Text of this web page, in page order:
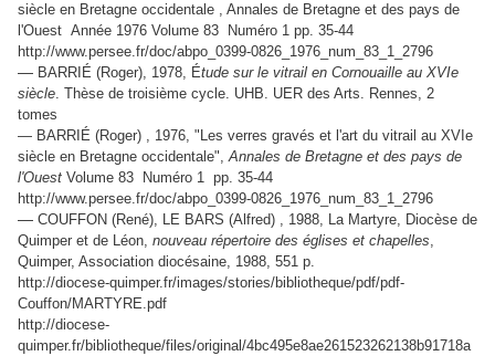
siècle en Bretagne occidentale , Annales de Bretagne et des pays de
l'Ouest Année 1976 Volume 83 Numéro 1 pp. 35-44
http://www.persee.fr/doc/abpo_0399-0826_1976_num_83_1_2796
— BARRIÉ (Roger), 1978, Étude sur le vitrail en Cornouaille au XVIe
siècle. Thèse de troisième cycle. UHB. UER des Arts. Rennes, 2
tomes
— BARRIÉ (Roger) , 1976, "Les verres gravés et l'art du vitrail au XVIe
siècle en Bretagne occidentale", Annales de Bretagne et des pays de
l'Ouest Volume 83 Numéro 1 pp. 35-44
http://www.persee.fr/doc/abpo_0399-0826_1976_num_83_1_2796
— COUFFON (René), LE BARS (Alfred) , 1988, La Martyre, Diocèse de
Quimper et de Léon, nouveau répertoire des églises et chapelles,
Quimper, Association diocésaine, 1988, 551 p.
http://diocese-quimper.fr/images/stories/bibliotheque/pdf/pdf-
Couffon/MARTYRE.pdf
http://diocese-
quimper.fr/bibliotheque/files/original/4bc495e8ae261523262138b91718a